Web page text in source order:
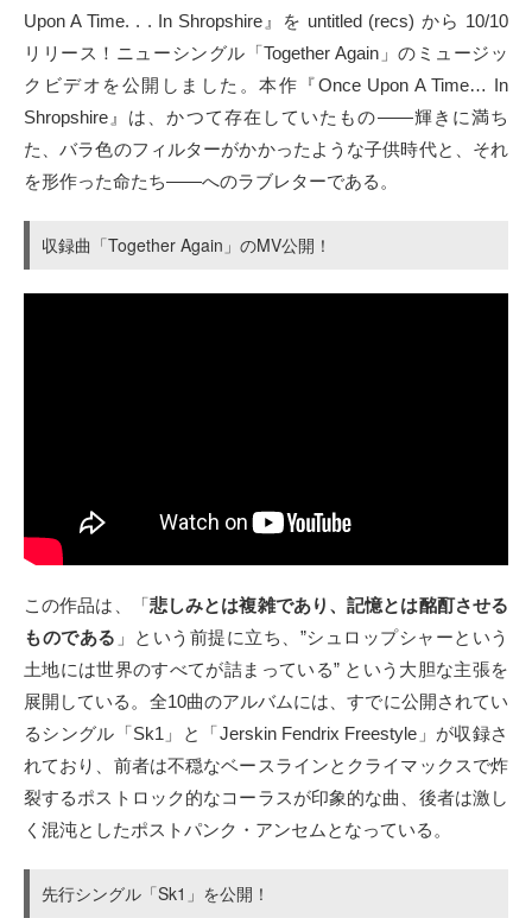
to indienative
Upon A Time. . . In Shropshire』を untitled (recs) から 10/10
リリース！ニューシングル「Together Again」のミュージッ
クビデオを公開しました。本作『Once Upon A Time… In
Shropshire』は、かつて存在していたもの――輝きに満ち
た、バラ色のフィルターがかかったような子供時代と、それ
を形作った命たち――へのラブレターである。
収録曲「Together Again」のMV公開！
この作品は、「悲しみとは複雑であり、記憶とは酩酊させる
ものである 」という前提に立ち、”シュロップシャーという
土地には世界のすべてが詰まっている” という大胆な主張を
展開している。全10曲のアルバムには、すでに公開されてい
るシングル「Sk1」と「Jerskin Fendrix Freestyle」が収録さ
れており、前者は不穏なベースラインとクライマックスで炸
裂するポストロック的なコーラスが印象的な曲、後者は激し
く混沌としたポストパンク・アンセムとなっている。
先行シングル「Sk1」を公開！